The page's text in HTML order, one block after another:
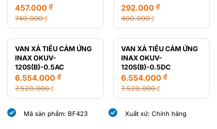
740.000₫
Giá
gốc
là:
740.000 ₫.
457.000 ₫
Giá
hiện
tại
là:
457.000 ₫.
490.000₫
Giá
gốc
là:
490.000 ₫.
292.000 ₫
Giá
hiện
tại
là:
292.000 ₫.
VAN XẢ TIỂU CẢM ỨNG
INAX OKUV-
120S(B)-0.5AC
7.520.000₫
Giá
gốc
là:
6.554.000 ₫
Giá
hiện
tại
VAN XẢ TIỂU CẢM ỨNG
INAX OKUV-
120S(B)-0.5DC
7.520.000₫
Giá
là:
6.554.000 ₫
Giá
tại
Mã sản phẩm: BF423 Xuất xứ: Chính hãng